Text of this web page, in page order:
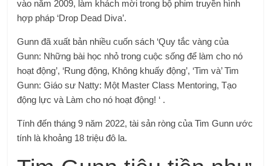
vào năm 2009, làm khách mời trong bộ phim truyền hình
hợp pháp ‘Drop Dead Diva’.
Gunn đã xuất bản nhiều cuốn sách ‘Quy tắc vàng của
Gunn: Những bài học nhỏ trong cuộc sống để làm cho nó
hoạt động’, ‘Rung động, Không khuấy động’, ‘Tim và’ Tim
Gunn: Giáo sư Natty: Một Master Class Mentoring, Tạo
động lực và Làm cho nó hoạt động! ‘ .
Tính đến tháng 9 năm 2022, tài sản ròng của Tim Gunn ước
tính là khoảng 18 triệu đô la.